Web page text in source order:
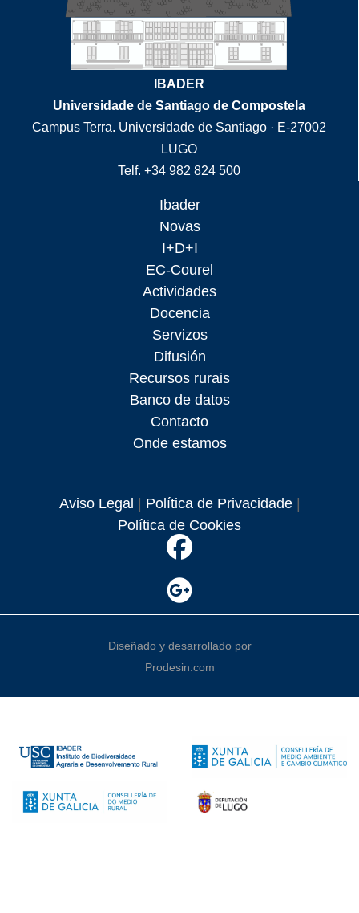
IBADER
Universidade de Santiago de Compostela
Campus Terra. Universidade de Santiago · E-27002
LUGO
Telf. +34 982 824 500
Ibader
Novas
I+D+I
EC-Courel
Actividades
Docencia
Servizos
Difusión
Recursos rurais
Banco de datos
Contacto
Onde estamos
Aviso Legal Política de Privacidade|
Política de Cookies
Diseñado y desarrollado por
Prodesin.com